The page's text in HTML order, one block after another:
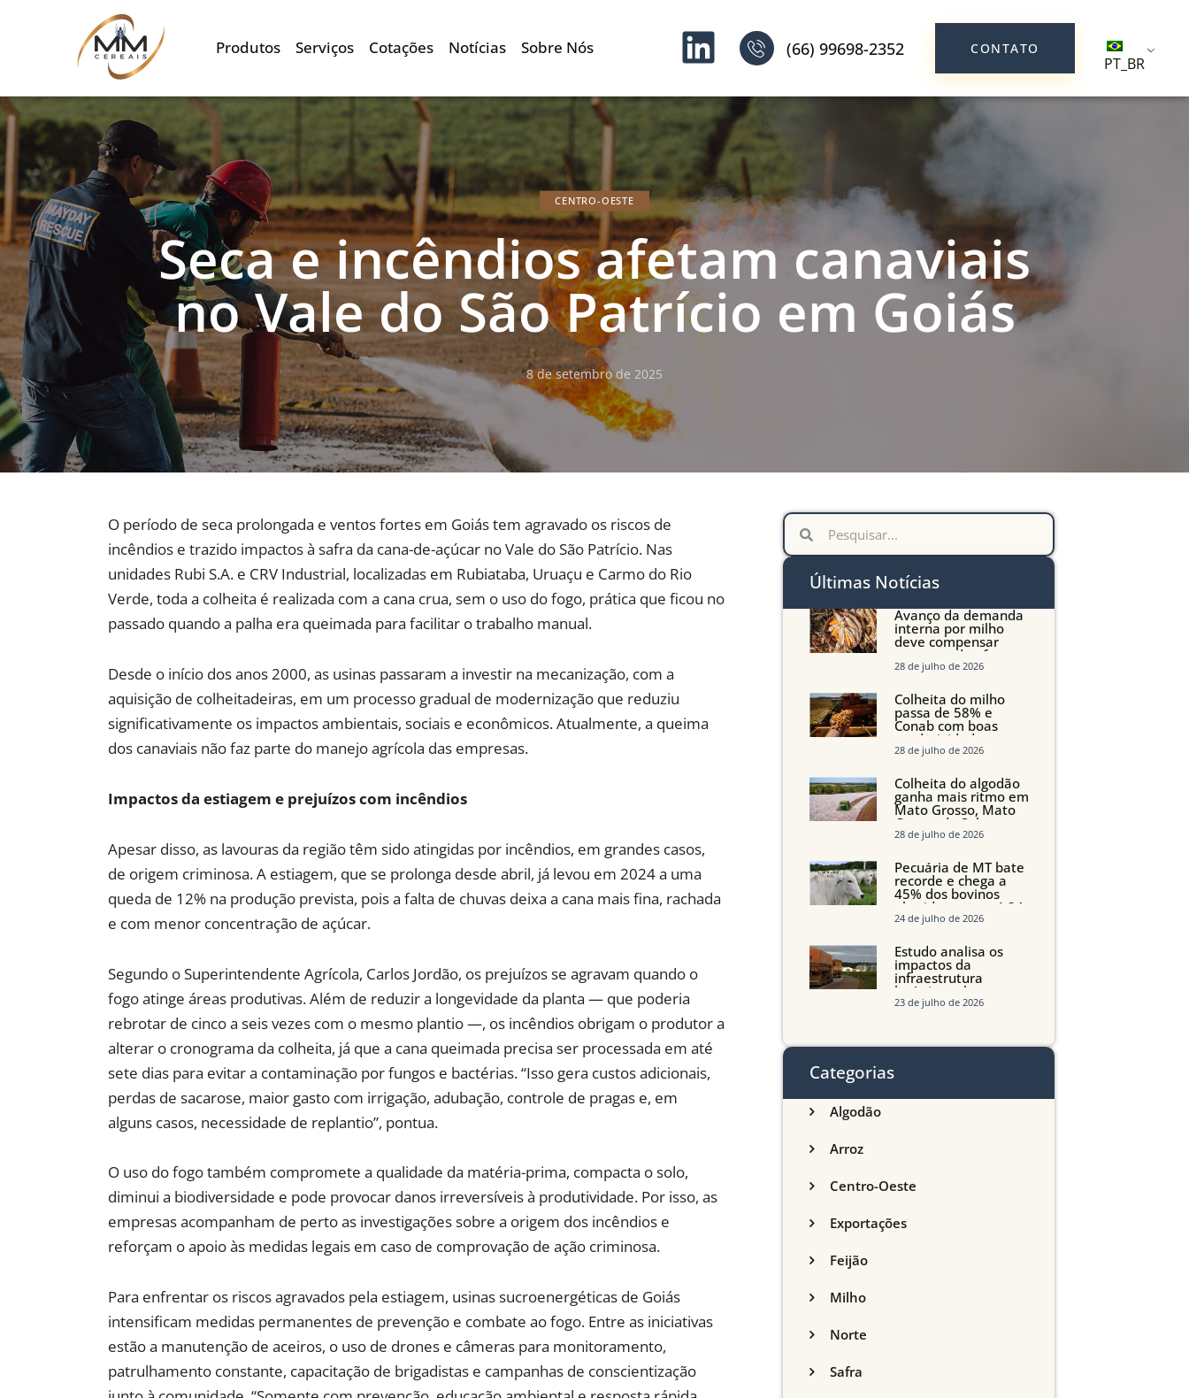
Produtos Serviços Cotações Notícias Sobre Nós (66) 99698-2352 CONTATO
PT_BR
CENTRO-OESTE
Seca e incêndios afetam canaviais
no Vale do São Patrício em Goiás
8 de setembro de 2025
O período de seca prolongada e ventos fortes em Goiás tem agravado os riscos de
incêndios e trazido impactos à safra da cana-de-açúcar no Vale do São Patrício. Nas
unidades Rubi S.A. e CRV Industrial, localizadas em Rubiataba, Uruaçu e Carmo do Rio
Verde, toda a colheita é realizada com a cana crua, sem o uso do fogo, prática que ficou no
passado quando a palha era queimada para facilitar o trabalho manual.
Desde o início dos anos 2000, as usinas passaram a investir na mecanização, com a
aquisição de colheitadeiras, em um processo gradual de modernização que reduziu
significativamente os impactos ambientais, sociais e econômicos. Atualmente, a queima
dos canaviais não faz parte do manejo agrícola das empresas.
Impactos da estiagem e prejuízos com incêndios
Apesar disso, as lavouras da região têm sido atingidas por incêndios, em grandes casos,
de origem criminosa. A estiagem, que se prolonga desde abril, já levou em 2024 a uma
queda de 12% na produção prevista, pois a falta de chuvas deixa a cana mais fina, rachada
e com menor concentração de açúcar.
Segundo o Superintendente Agrícola, Carlos Jordão, os prejuízos se agravam quando o
fogo atinge áreas produtivas. Além de reduzir a longevidade da planta — que poderia
rebrotar de cinco a seis vezes com o mesmo plantio —, os incêndios obrigam o produtor a
alterar o cronograma da colheita, já que a cana queimada precisa ser processada em até
sete dias para evitar a contaminação por fungos e bactérias. “Isso gera custos adicionais,
perdas de sacarose, maior gasto com irrigação, adubação, controle de pragas e, em
alguns casos, necessidade de replantio”, pontua.
O uso do fogo também compromete a qualidade da matéria-prima, compacta o solo,
diminui a biodiversidade e pode provocar danos irreversíveis à produtividade. Por isso, as
empresas acompanham de perto as investigações sobre a origem dos incêndios e
reforçam o apoio às medidas legais em caso de comprovação de ação criminosa.
Para enfrentar os riscos agravados pela estiagem, usinas sucroenergéticas de Goiás
intensificam medidas permanentes de prevenção e combate ao fogo. Entre as iniciativas
estão a manutenção de aceiros, o uso de drones e câmeras para monitoramento,
patrulhamento constante, capacitação de brigadistas e campanhas de conscientização
Últimas Notícias
Avanço da demanda
interna por milho
deve compensar
aumento da oferta
com safra recorde em
Imea
28 de julho de 2026
Colheita do milho
passa de 58% e
Conab com boas
produtividades em
Mato Grosso, mas
Maranhão e Piauí
28 de julho de 2026
Colheita do algodão
ganha mais ritmo em
Mato Grosso, Mato
Grosso do Sul e
Maranhão
28 de julho de 2026
Pecuária de MT bate
recorde e chega a
45% dos bovinos
abatidos com até 24
meses
24 de julho de 2026
Estudo analisa os
impactos da
infraestrutura
logística sobre a
produção agrícola de
23 de julho de 2026
Categorias
Algodão
Arroz
Centro-Oeste
Exportações
Feijão
Milho
Norte
Safra